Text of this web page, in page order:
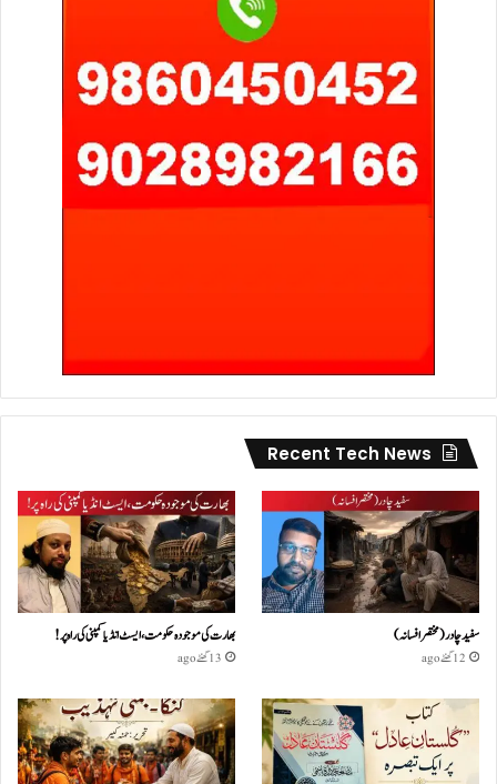
Recent Tech News
سفید چادر( مختصر افسانہ)
12 گھنٹے ago
بھارت کی موجودہ حکومت،ایسٹ انڈیا کمپنی کی راہ پر!
13 گھنٹے ago